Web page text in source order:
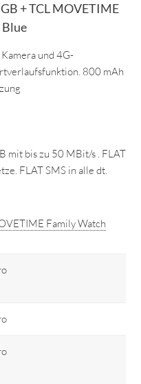
+ TCL MOVETIME
Blue
und 4G-
800 mAh
mit bis zu 50 MBit/s . FLAT
FLAT SMS in alle dt.
Family Watch